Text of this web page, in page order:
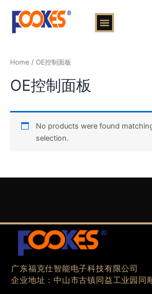
Menu
Home / OE控制面板
OE控制面板
No products were found
selection.
广东福克仕智能电子科技有限公司
企业地址：中山市古镇同益工业园同